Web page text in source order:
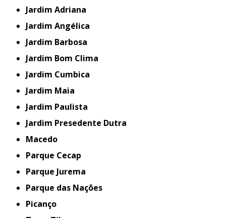
Jardim Adriana
Jardim Angélica
Jardim Barbosa
Jardim Bom Clima
Jardim Cumbica
Jardim Maia
Jardim Paulista
Jardim Presedente Dutra
Macedo
Parque Cecap
Parque Jurema
Parque das Nações
Picanço